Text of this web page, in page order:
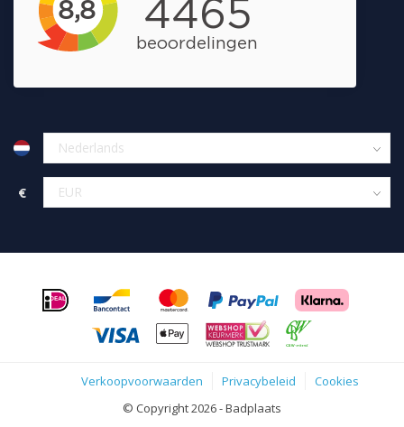
€
Verkoopvoorwaarden Privacybeleid
Cookies
© Copyright 2026 - Badplaats